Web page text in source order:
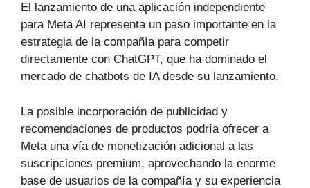
El lanzamiento de una aplicación independiente
para Meta AI representa un paso importante en la
estrategia de la compañía para competir
directamente con ChatGPT, que ha dominado el
mercado de chatbots de IA desde su lanzamiento.
La posible incorporación de publicidad y
recomendaciones de productos podría ofrecer a
Meta una vía de monetización adicional a las
suscripciones premium, aprovechando la enorme
base de usuarios de la compañía y su experiencia